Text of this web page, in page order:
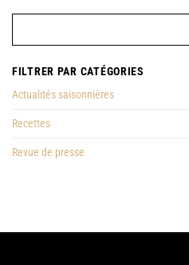
FILTRER PAR CATÉGORIES
Actualités saisonnières
Recettes
Revue de presse